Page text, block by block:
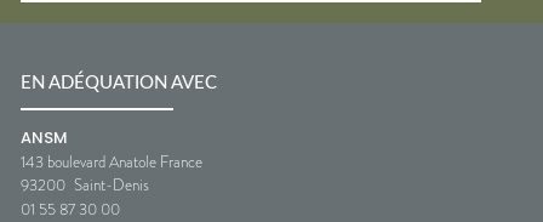
EN ADÉQUATION AVEC
ANSM
143 boulevard Anatole France
93200 Saint-Denis
01 55 87 30 00